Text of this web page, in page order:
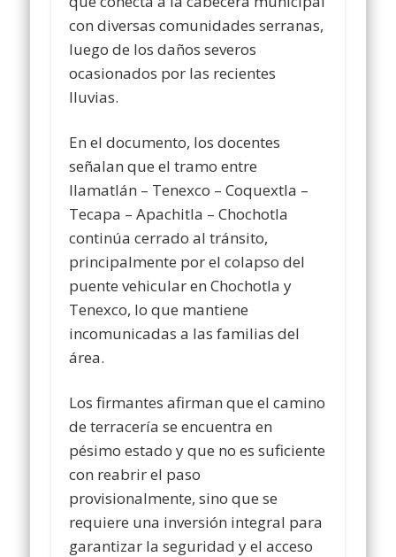
con diversas comunidades serranas,
luego de los daños severos
ocasionados por las recientes
lluvias.
En el documento, los docentes
señalan que el tramo entre
Ilamatlán – Tenexco – Coquextla –
Tecapa – Apachitla – Chochotla
continúa cerrado al tránsito,
principalmente por el colapso del
puente vehicular en Chochotla y
Tenexco, lo que mantiene
incomunicadas a las familias del
área.
Los firmantes afirman que el camino
de terracería se encuentra en
pésimo estado y que no es suficiente
con reabrir el paso
provisionalmente, sino que se
requiere una inversión integral para
garantizar la seguridad y el acceso